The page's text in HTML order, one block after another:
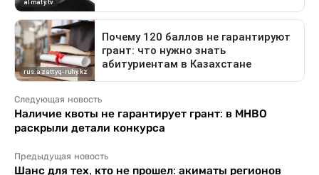
Следующая новость
Наличие квоты не гарантирует грант: в МНВО
раскрыли детали конкурса
Предыдущая новость
Шанс для тех, кто не прошел: акиматы регионов